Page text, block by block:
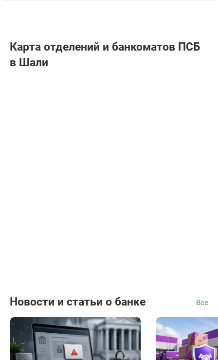
Карта отделений и банкоматов ПСБ
в Шали
Новости и статьи о банке Все